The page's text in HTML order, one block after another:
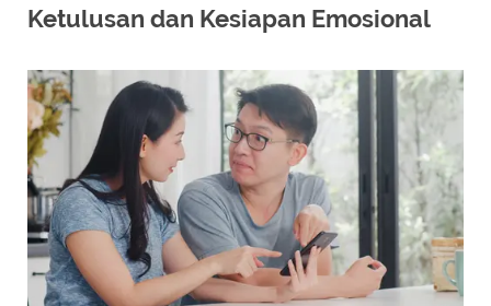
Ketulusan dan Kesiapan Emosional